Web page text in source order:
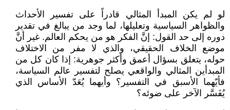
لو لم يكن المبدأ المثالي قادراً على تفسير الأحداث
والظواهر السياسية وتعليلها، لما وجد من يبالغ في تقدير
دوره إلى حد القول: إنَّ الفكر هو من يحكم العالم. غير أنَّ
موضع الخلاف الحقيقي، والذي لا مفر من الاختلاف
حوله، يتعلق بسؤال أعمق وأكثر جوهرية: إذا كان كل من
المبدأين المثالي والواقعي يصلح لتفسير عالم السياسة،
فأيّهما الأسبق في التفسير؟ وأيهما يُعَدّ الأساس الذي
يُفَسَّر الآخر على ضوئه؟